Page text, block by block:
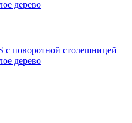
с поворотной столешницей
дерево